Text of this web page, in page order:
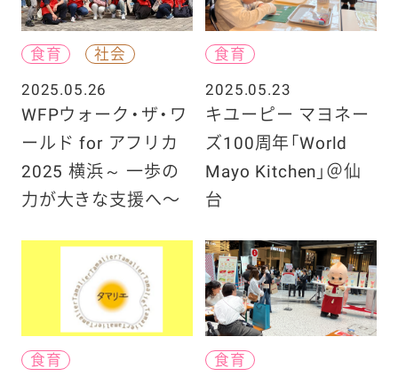
食育
社会
2025.05.26
WFPウォーク・ザ・ワ
ールド for アフリカ
2025 横浜～ 一歩の
力が大きな支援へ〜
食育
2025.05.23
キユーピー マヨネー
ズ100周年「World
Mayo Kitchen」＠仙
台
食育
食育